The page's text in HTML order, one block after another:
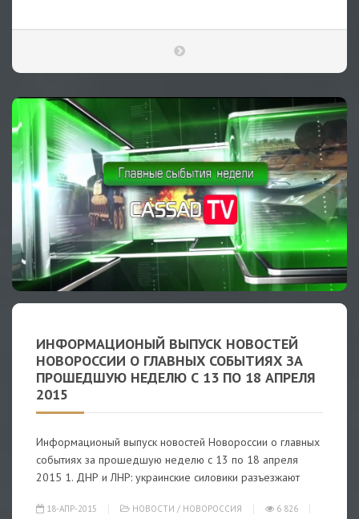
ИНФОРМАЦИОНЫЙ ВЫПУСК НОВОСТЕЙ
НОВОРОССИИ О ГЛАВНЫХ СОБЫТИЯХ ЗА
ПРОШЕДШУЮ НЕДЕЛЮ С 13 ПО 18 АПРЕЛЯ
2015
Информационый выпуск новостей Новороссии о главных
событиях за прошедшую неделю с 13 по 18 апреля
2015 1. ДНР и ЛНР: украинские силовики разъезжают
18-АПР-2015 НОВОСТИ / НОВОРОССИЯ
6 826